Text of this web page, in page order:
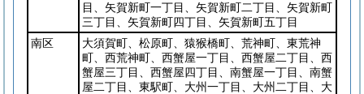
目、矢賀新町一丁目、矢賀新町二丁目、矢賀新町
三丁目、矢賀新町四丁目、矢賀新町五丁目
南区
大須賀町、松原町、猿猴橋町、荒神町、東荒神
町、西荒神町、西蟹屋一丁目、西蟹屋二丁目、西
蟹屋三丁目、西蟹屋四丁目、南蟹屋一丁目、南蟹
屋二丁目、東駅町、大州一丁目、大州二丁目、大